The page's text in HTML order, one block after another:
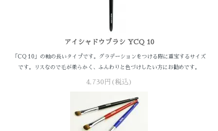
アイシャドウブラシ YCQ 10
「CQ 10」の軸の長いタイプです。グラデーションをつける際に重宝するサイズ
です。リスなので毛が柔らかく、ふんわりと色づけしたい方にお勧めです。
4,730円(税込)